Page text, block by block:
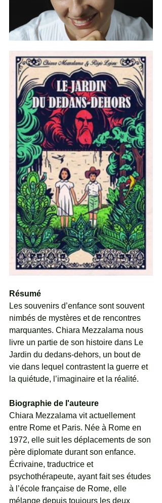
Résumé
Les souvenirs d’enfance sont souvent
nimbés de mystères et de rencontres
marquantes. Chiara Mezzalama nous
livre un partie de son histoire dans Le
Jardin du dedans-dehors, un bout de
vie dans lequel contrastent la guerre et
la quiétude, l’imaginaire et la réalité.
Biographie de l'auteure
Chiara Mezzalama vit actuellement
entre Rome et Paris. Née à Rome en
1972, elle suit les déplacements de son
père diplomate durant son enfance.
Écrivaine, traductrice et
psychothérapeute, ayant fait ses études
à l’école française de Rome, elle
mélange depuis toujours les deux